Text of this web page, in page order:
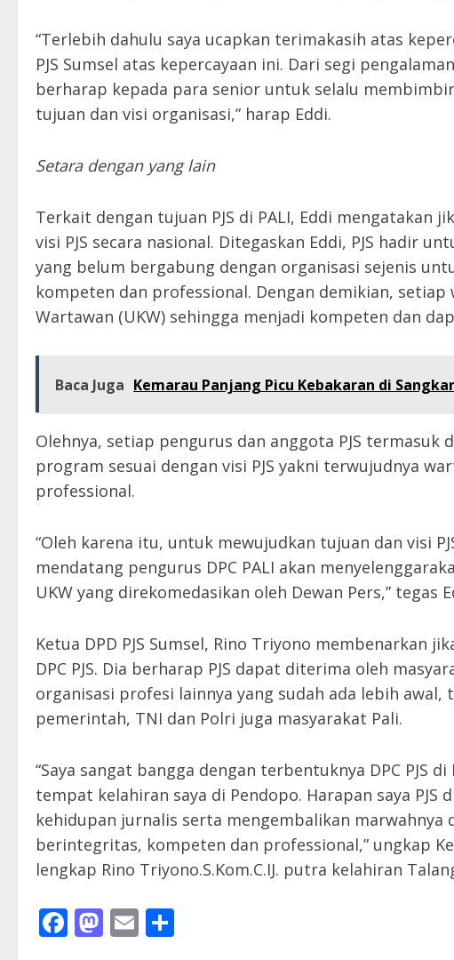
“Terlebih dahulu saya ucapkan terimakasih atas
PJS Sumsel atas kepercayaan ini. Dari segi
berharap kepada para senior untuk selalu
tujuan dan visi organisasi,” harap Eddi.
Setara dengan yang lain
Terkait dengan tujuan PJS di PALI, Eddi mengatakan
visi PJS secara nasional. Ditegaskan Eddi, PJS hadir
yang belum bergabung dengan organisasi sejenis
kompeten dan professional. Dengan demikian,
Wartawan (UKW) sehingga menjadi kompeten dan
Baca Juga Kemarau Panjang Picu Kebakaran di
Olehnya, setiap pengurus dan anggota PJS termasuk
program sesuai dengan visi PJS yakni terwujudnya
professional.
“Oleh karena itu, untuk mewujudkan tujuan dan visi
mendatang pengurus DPC PALI akan
UKW yang direkomedasikan oleh Dewan Pers,” tegas
Ketua DPD PJS Sumsel, Rino Triyono membenarkan
DPC PJS. Dia berharap PJS dapat diterima oleh
organisasi profesi lainnya yang sudah ada lebih
pemerintah, TNI dan Polri juga masyarakat Pali.
“Saya sangat bangga dengan terbentuknya DPC PJS
tempat kelahiran saya di Pendopo. Harapan saya PJS
kehidupan jurnalis serta mengembalikan marwahnya
berintegritas, kompeten dan professional,” ungkap
lengkap Rino Triyono.S.Kom.C.IJ. putra kelahiran
Facebook
Mastodon
Email